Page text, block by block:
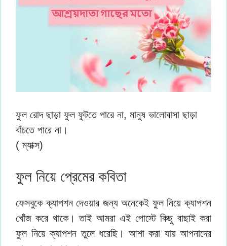
ফুল রোদ ছাড়া ফুল ফুটতে পারে না, মানুষ ভালোবাসা ছাড়া
বাঁচতে পারে না।
( ম্যাক্স)
ফুল নিয়ে প্রেমের কবিতা
ফেসবুকে ক্যাপশন দেওয়ার জন্য অনেকেই ফুল নিয়ে ক্যাপশন
খোঁজ করে থাকে। তাই আমরা এই পোস্টে কিছু বাছাই করা
ফুল নিয়ে ক্যাপশন তুলে ধরেছি। আশা করা যায় আপনাদের